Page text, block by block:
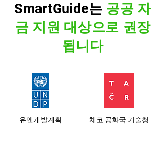
SmartGuide는 공공 자
금 지원 대상으로 권장
됩니다
유엔개발계획 체코 공화국 기술청